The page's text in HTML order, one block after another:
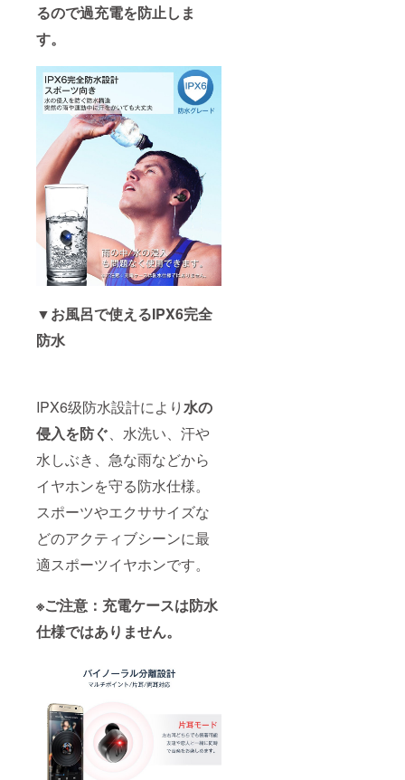
るので過充電を防止しま
す。
▼お風呂で使えるIPX6完全
防水
IPX6级防水設計により水の
侵入を防ぐ、水洗い、汗や
水しぶき、急な雨などから
イヤホンを守る防水仕様。
スポーツやエクササイズな
どのアクティブシーンに最
適スポーツイヤホンです。
※ご注意：充電ケースは防水
仕様ではありません。